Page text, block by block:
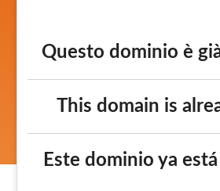
Questo dominio è
This domain is
Este dominio ya